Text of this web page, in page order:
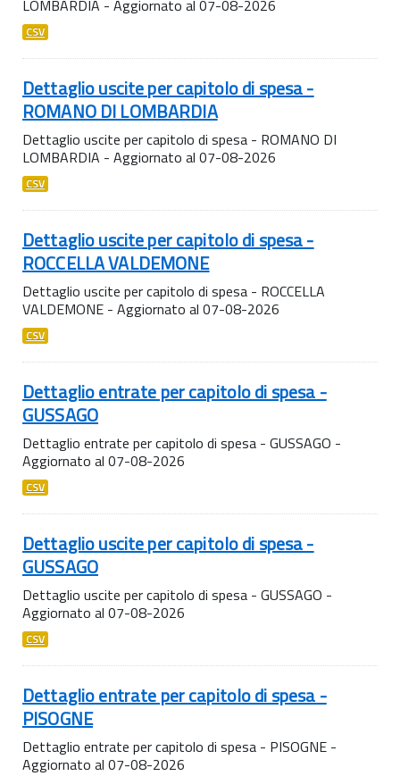
LOMBARDIA - Aggiornato al 07-08-2026
CSV
Dettaglio uscite per capitolo di spesa -
ROMANO DI LOMBARDIA
Dettaglio uscite per capitolo di spesa - ROMANO DI
LOMBARDIA - Aggiornato al 07-08-2026
CSV
Dettaglio uscite per capitolo di spesa -
ROCCELLA VALDEMONE
Dettaglio uscite per capitolo di spesa - ROCCELLA
VALDEMONE - Aggiornato al 07-08-2026
CSV
Dettaglio entrate per capitolo di spesa -
GUSSAGO
Dettaglio entrate per capitolo di spesa - GUSSAGO -
Aggiornato al 07-08-2026
CSV
Dettaglio uscite per capitolo di spesa -
GUSSAGO
Dettaglio uscite per capitolo di spesa - GUSSAGO -
Aggiornato al 07-08-2026
CSV
Dettaglio entrate per capitolo di spesa -
PISOGNE
Dettaglio entrate per capitolo di spesa - PISOGNE -
Aggiornato al 07-08-2026